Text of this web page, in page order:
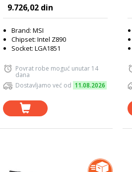
9.726,02 din
Brand: MSI
Chipset: Intel Z890
Socket: LGA1851
Povrat robe moguć unutar 14
dana
Dostavljamo već od 11.08.2026